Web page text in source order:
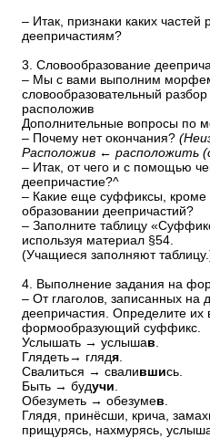
– Итак, признаки каких частей
деепричастиям?
3. Словообразование
– Мы с вами выполним
словообразовательный разбор
расположив
Дополнительные вопросы по
– Почему нет окончания?
Расположив ← расположить
– Итак, от чего и с помощью
деепричастие?^
– Какие еще суффиксы, кроме
образовании деепричастий?
– Заполните таблицу
используя материал §54.
(Учащиеся заполняют
4. Выполнение задания на
– От глаголов, записанных на
деепричастия. Определите их
формообразующий суффикс.
Услышать → услышав
Глядеть→ глядя
Свалиться → свалившись.
Быть → будучи
Обезуметь → обезумев
Глядя, принёсши, крича,
прищурясь, нахмурясь,